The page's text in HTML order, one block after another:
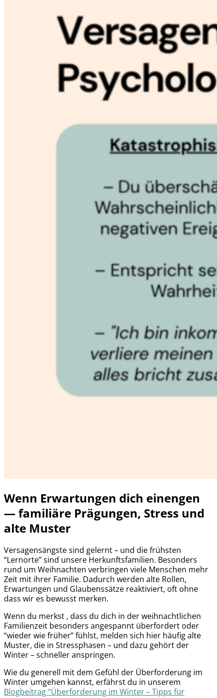
Wenn Erwartungen dich einengen
— familiäre Prägungen, Stress und
alte Muster
Versagensängste sind gelernt – und die frühsten
“Lernorte” sind unsere Herkunftsfamilien. Besonders
rund um Weihnachten verbringen viele Menschen mehr
Zeit mit ihrer Familie. Dadurch werden alte Rollen,
Erwartungen und Glaubenssätze reaktiviert, oft ohne
dass wir es bewusst merken.
Wenn du merkst , dass du dich in der weihnachtlichen
Familienzeit besonders angespannt überfordert oder
“wieder wie früher” fühlst, melden sich hier häufig alte
Muster, die in Stressphasen – und dazu gehört der
Winter – schneller anspringen.
Wie du generell mit dem Gefühl der Überforderung im
Winter umgehen kannst, erfährst du in unserem
Blogbeitrag “Überforderung im Winter – Tipps für